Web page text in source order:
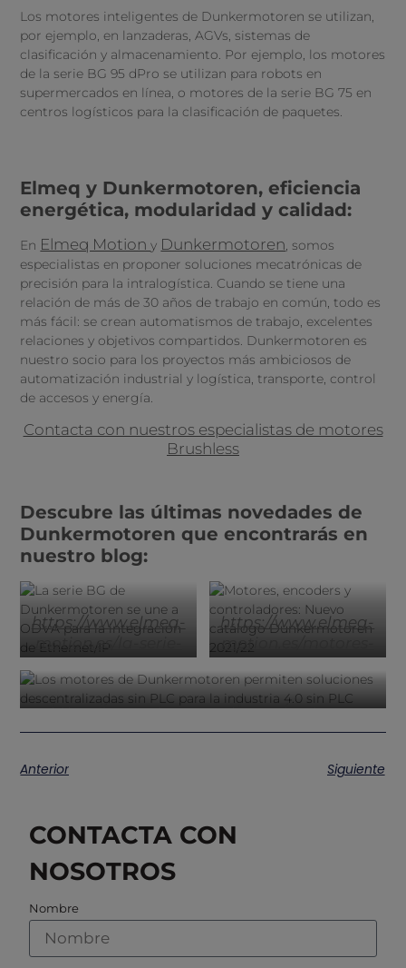
Los motores inteligentes de Dunkermotoren se utilizan,
por ejemplo, en lanzaderas, AGVs, sistemas de
clasificación y almacenamiento. Por ejemplo, los motores
de la serie BG 95 dPro se utilizan para robots en
supermercados en línea, o motores de la serie BG 75 en
centros logísticos para la clasificación de paquetes.
Elmeq y Dunkermotoren, eficiencia
energética, modularidad y calidad:
En Elmeq Motiony Dunkermotoren , somos
especialistas en proponer soluciones mecatrónicas de
precisión para la intralogística. Cuando se tiene una
relación de más de 30 años de trabajo en común, todo es
más fácil: se crean automatismos de trabajo, excelentes
relaciones y objetivos compartidos. Dunkermotoren es
nuestro socio para los proyectos más ambiciosos de
automatización industrial y logística, transporte, control
de accesos y energía.
Contacta con nuestros especialistas de motores
Brushless
Descubre las últimas novedades de
Dunkermotoren que encontrarás en
nuestro blog:
https://www.elmeq-
motion.es/la-serie-
bg-de-
dunkermotoren-se-
une-a-odva-para-
https://www.elmeq-
motion.es/motores-
encoders-y-
controladores-
nuevo-catalogo-
https://www.elmeq-motion.es/motores-
dunkermotoren-soluciones-
Anterior
Siguiente
CONTACTA CON
NOSOTROS
Nombre